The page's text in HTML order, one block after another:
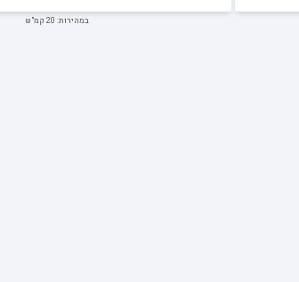
במהירות: 20 קמ"ש